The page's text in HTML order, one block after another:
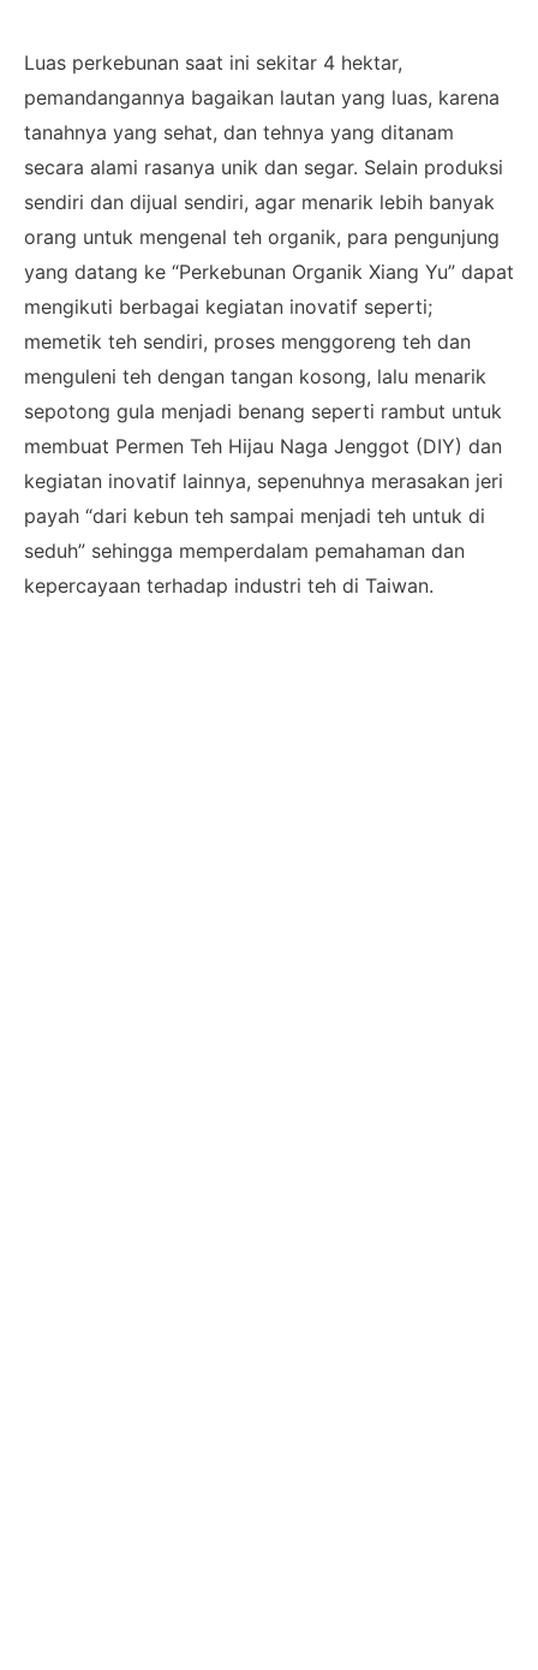
Luas perkebunan saat ini sekitar 4 hektar,
pemandangannya bagaikan lautan yang luas, karena
tanahnya yang sehat, dan tehnya yang ditanam
secara alami rasanya unik dan segar. Selain produksi
sendiri dan dijual sendiri, agar menarik lebih banyak
orang untuk mengenal teh organik, para pengunjung
yang datang ke “Perkebunan Organik Xiang Yu” dapat
mengikuti berbagai kegiatan inovatif seperti;
memetik teh sendiri, proses menggoreng teh dan
menguleni teh dengan tangan kosong, lalu menarik
sepotong gula menjadi benang seperti rambut untuk
membuat Permen Teh Hijau Naga Jenggot (DIY) dan
kegiatan inovatif lainnya, sepenuhnya merasakan jeri
payah “dari kebun teh sampai menjadi teh untuk di
seduh” sehingga memperdalam pemahaman dan
kepercayaan terhadap industri teh di Taiwan.